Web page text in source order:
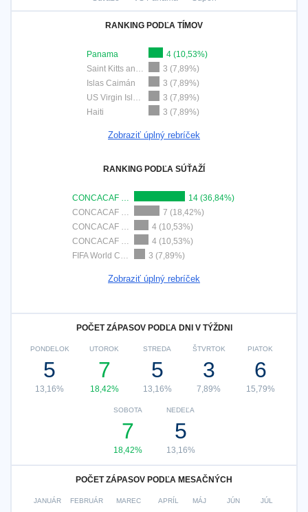
RANKING PODĽA TÍMOV
Panama
4 (10,53%)
Saint Kitts and Nevis
3 (7,89%)
Islas Caimán
3 (7,89%)
US Virgin Islands
3 (7,89%)
Haiti
3 (7,89%)
Zobraziť úplný rebríček
RANKING PODĽA SÚŤAŽÍ
CONCACAF Nations League
14 (36,84%)
CONCACAF Championship U20
7 (18,42%)
CONCACAF Women's Championship
4 (10,53%)
CONCACAF Women's U17
4 (10,53%)
FIFA World Cup 2026
3 (7,89%)
Zobraziť úplný rebríček
POČET ZÁPASOV PODĽA DNI V TÝŽDNI
PONDELOK
5
13,16%
UTOROK
7
18,42%
STREDA
5
13,16%
ŠTVRTOK
3
7,89%
PIATOK
6
15,79%
SOBOTA
7
18,42%
NEDEĽA
5
13,16%
POČET ZÁPASOV PODĽA MESAČNÝCH
JANUÁR FEBRUÁR MAREC APRÍL MÁJ JÚN JÚL